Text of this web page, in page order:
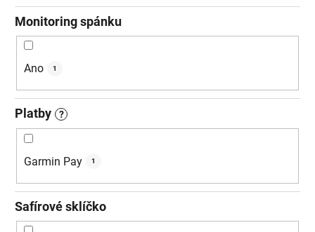
Monitoring spánku
Ano 1
Platby ?
Garmin Pay 1
Safírové sklíčko